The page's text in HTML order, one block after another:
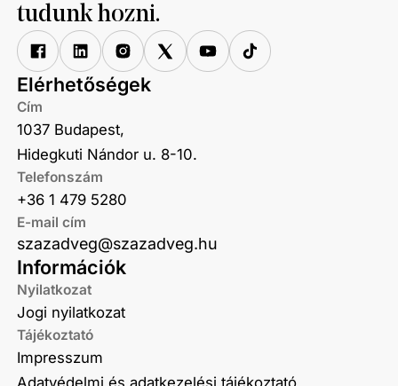
tudunk hozni.
Információk
Nyilatkozat
Jogi nyilatkozat
Tájékoztató
Impresszum
Adatvédelmi és adatkezelési tájékoztató
Elérhetőségek
Cím
1037 Budapest,
Hidegkuti Nándor u. 8-10.
Telefonszám
+36 1 479 5280
E-mail cím
szazadveg@szazadveg.hu